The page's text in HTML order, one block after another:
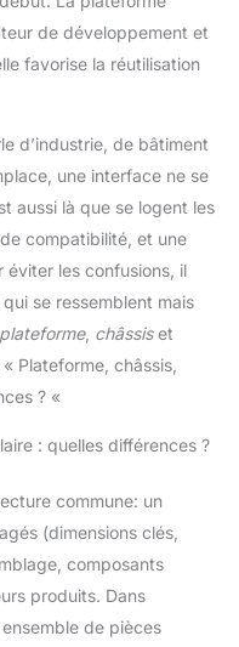
de développement et
favorise la réutilisation
d’industrie, de bâtiment
une interface ne se
aussi là que se logent les
compatibilité, et une
éviter les confusions, il
se ressemblent mais
plateforme, châssiset
Plateforme, châssis,
? «
: quelles différences ?
commune: un
(dimensions clés,
composants
produits. Dans
de pièces